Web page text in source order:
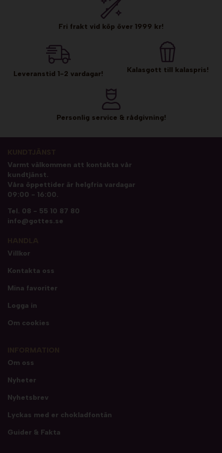
Fri frakt vid köp över 1999 kr!
Leveranstid 1-2 vardagar! Kalasgott till kalaspris!
Personlig service & rådgivning!
Varmt välkommen att kontakta vår
kundtjänst.
Våra öppettider är helgfria vardagar
09:00 - 16:00.
Tel. 08 - 55 10 87 80
info@gottes.se
Villkor
Kontakta oss
Mina favoriter
Logga in
Om cookies
Om oss
Nyheter
Nyhetsbrev
Lyckas med er chokladfontän
Guider & Fakta